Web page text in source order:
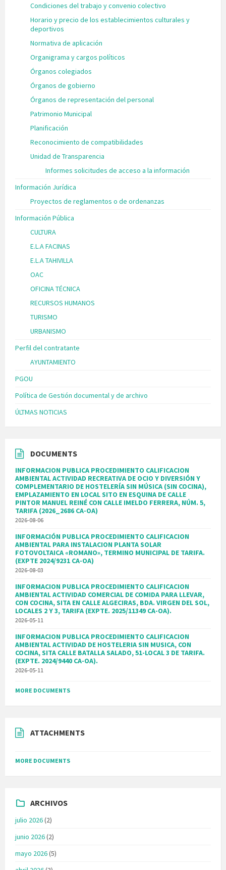
Condiciones del trabajo y convenio colectivo
Horario y precio de los establecimientos culturales y
deportivos
Normativa de aplicación
Organigrama y cargos políticos
Órganos colegiados
Órganos de gobierno
Órganos de representación del personal
Patrimonio Municipal
Planificación
Reconocimiento de compatibilidades
Unidad de Transparencia
Informes solicitudes de acceso a la información
Información Jurídica
Proyectos de reglamentos o de ordenanzas
Información Pública
CULTURA
E.L.A FACINAS
E.L.A TAHIVILLA
OAC
OFICINA TÉCNICA
RECURSOS HUMANOS
TURISMO
URBANISMO
Perfil del contratante
AYUNTAMIENTO
PGOU
Política de Gestión documental y de archivo
ÚLTMAS NOTICIAS
DOCUMENTS
INFORMACION PUBLICA PROCEDIMIENTO CALIFICACION
AMBIENTAL ACTIVIDAD RECREATIVA DE OCIO Y DIVERSIÓN Y
COMPLEMENTARIO DE HOSTELERÍA SIN MÚSICA (SIN COCINA),
EMPLAZAMIENTO EN LOCAL SITO EN ESQUINA DE CALLE
PINTOR MANUEL REINÉ CON CALLE IMELDO FERRERA, NÚM. 5,
TARIFA (2026_2686 CA-OA)
2026-08-06
INFORMACIÓN PUBLICA PROCEDIMIENTO CALIFICACION
AMBIENTAL PARA INSTALACION PLANTA SOLAR
FOTOVOLTAICA «ROMANO», TERMINO MUNICIPAL DE TARIFA.
(EXPTE 2024/9231 CA-OA)
2026-08-03
INFORMACION PUBLICA PROCEDIMIENTO CALIFICACION
AMBIENTAL ACTIVIDAD COMERCIAL DE COMIDA PARA LLEVAR,
CON COCINA, SITA EN CALLE ALGECIRAS, BDA. VIRGEN DEL SOL,
LOCALES 2 Y 3, TARIFA (EXPTE. 2025/11349 CA-OA).
2026-05-11
INFORMACION PUBLICA PROCEDIMIENTO CALIFICACION
AMBIENTAL ACTIVIDAD DE HOSTELERIA SIN MUSICA, CON
COCINA, SITA CALLE BATALLA SALADO, 51-LOCAL 3 DE TARIFA.
(EXPTE. 2024/9440 CA-OA).
2026-05-11
MORE DOCUMENTS
ATTACHMENTS
MORE DOCUMENTS
ARCHIVOS
julio 2026(2)
junio 2026(2)
mayo 2026(5)